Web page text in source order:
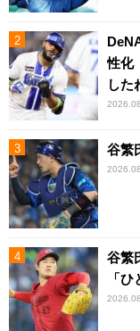
性化
した
谷繁
谷繁
「